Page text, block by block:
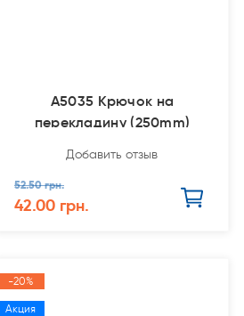
A5035 Крючок на
перекладину (250mm)
Добавить отзыв
52.50 грн.
42.00 грн.
-20%
Акция